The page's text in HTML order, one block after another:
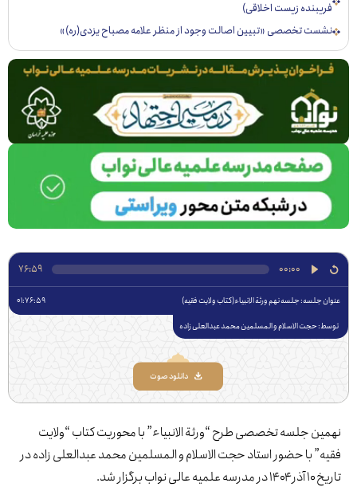
00:00
76:59
‌جلسه نهم ورثة الانبیاء(کتاب ولایت فقیه)
حجت الاسلام و المسلمین محمد عبدالعلی زاده
دانلود صوت
جلسه تخصصی طرح “ورثة الانبیاء” با محوریت کتاب “ولایت
با حضور استاد حجت الاسلام و المسلمین محمد عبدالعلی زاده در
زیست اخلاقی)
تخصصی «تبيين اصالت وجود از منظر علامه مصباح يزدی(ره)»